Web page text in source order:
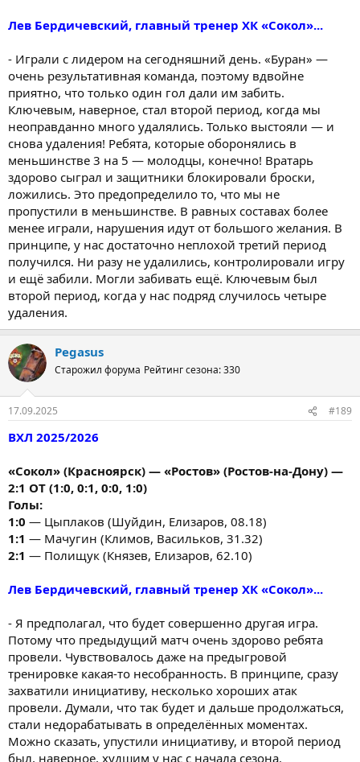
Лев Бердичевский, главный тренер ХК «Сокол»...
- Играли с лидером на сегодняшний день. «Буран» —
очень результативная команда, поэтому вдвойне
приятно, что только один гол дали им забить.
Ключевым, наверное, стал второй период, когда мы
неоправданно много удалялись. Только выстояли — и
снова удаления! Ребята, которые оборонялись в
меньшинстве 3 на 5 — молодцы, конечно! Вратарь
здорово сыграл и защитники блокировали броски,
ложились. Это предопределило то, что мы не
пропустили в меньшинстве. В равных составах более
менее играли, нарушения идут от большого желания. В
принципе, у нас достаточно неплохой третий период
получился. Ни разу не удалились, контролировали игру
и ещё забили. Могли забивать ещё. Ключевым был
второй период, когда у нас подряд случилось четыре
удаления.
Pegasus
Старожил форума Рейтинг сезона: 330
17.09.2025 #189
ВХЛ 2025/2026
«Сокол» (Красноярск) — «Ростов» (Ростов-на-Дону) —
2:1 ОТ (1:0, 0:1, 0:0, 1:0)
Голы:
1:0 — Цыплаков (Шуйдин, Елизаров, 08.18)
1:1 — Мачугин (Климов, Васильков, 31.32)
2:1 — Полищук (Князев, Елизаров, 62.10)
Лев Бердичевский, главный тренер ХК «Сокол»...
- Я предполагал, что будет совершенно другая игра.
Потому что предыдущий матч очень здорово ребята
провели. Чувствовалось даже на предыгровой
тренировке какая-то несобранность. В принципе, сразу
захватили инициативу, несколько хороших атак
провели. Думали, что так будет и дальше продолжаться,
стали недорабатывать в определённых моментах.
Можно сказать, упустили инициативу, и второй период
был, наверное, худшим у нас с начала сезона.